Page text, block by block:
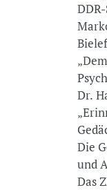
Dr.
Die
und
Das